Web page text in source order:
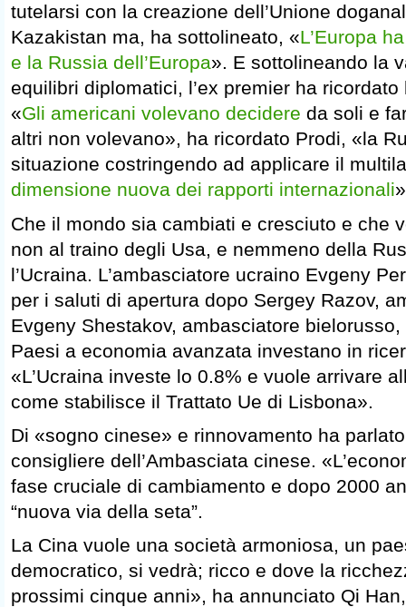
tutelarsi con la creazione dell’Unione
Kazakistan ma, ha sottolineato, «L’Europa
e la Russia dell’Europa». E sottolineando la
equilibri diplomatici, l’ex premier ha
«Gli americani volevano decidere da soli e
altri non volevano», ha ricordato Prodi, «la
situazione costringendo ad applicare il
dimensione nuova dei rapporti internazionali
Che il mondo sia cambiati e cresciuto e che
non al traino degli Usa, e nemmeno della
l’Ucraina. L’ambasciatore ucraino Evgeny
per i saluti di apertura dopo Sergey Razov,
Evgeny Shestakov, ambasciatore
Paesi a economia avanzata investano in
«L’Ucraina investe lo 0.8% e vuole arrivare
come stabilisce il Trattato Ue di Lisbona».
Di «sogno cinese» e rinnovamento ha
consigliere dell’Ambasciata cinese.
fase cruciale di cambiamento e dopo 2000
“nuova via della seta”.
La Cina vuole una società armoniosa, un
democratico, si vedrà; ricco e dove la
prossimi cinque anni», ha annunciato Qi